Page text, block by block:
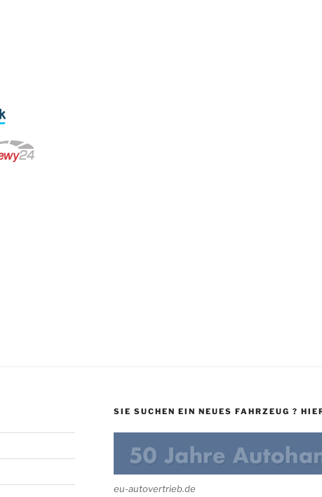
SIE SUCHEN EIN NEUES FAHRZEUG ?
eu-autovertrieb.de